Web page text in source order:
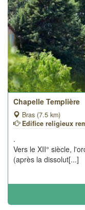
Chapelle Templière
Bras (7.5 km)
Edifice religieux
.
Vers le XII° siècle,
(après la dissolut[...]